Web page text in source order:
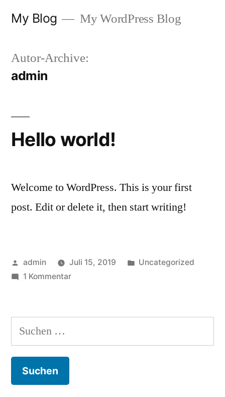
Inhalt
My Blog My WordPress Blog
Autor-Archive:
admin
Hello world!
Welcome to WordPress. This is your first
post. Edit or delete it, then start writing!
Veröffentlicht
von
admin Juli 15, 2019
Veröffentlicht
Uncategorized
1 Kommentarzu
Suchen
nach: